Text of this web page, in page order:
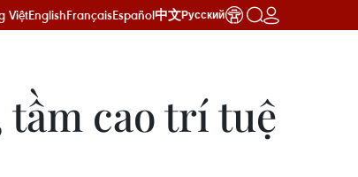
ViệtEnglishFrançaisEspañol中文Русский
tầm cao trí tuệ